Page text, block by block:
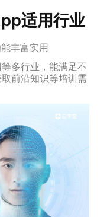
适用行业
丰富实用
多行业，能满足不
前沿知识等培训需